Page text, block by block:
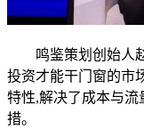
鸣鉴策划创始人赵
投资才能干门窗的市
特性,解决了成本与
措。